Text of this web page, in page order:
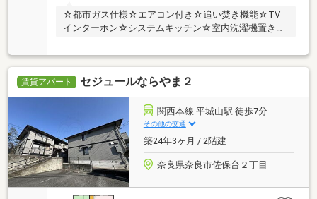
☆都市ガス仕様☆エアコン付き☆追い焚き機能☆TV
インターホン☆システムキッチン☆室内洗濯機置き場
☆彡
賃貸アパート セジュールならやま２
関西本線 平城山駅 徒歩7分
その他の交通
築24年3ヶ月 / 2階建
奈良県奈良市佐保台２丁目